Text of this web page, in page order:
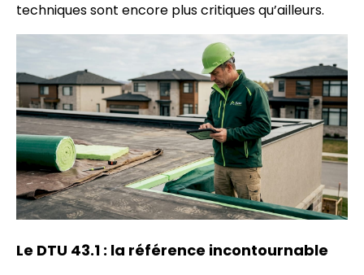
techniques sont encore plus critiques qu’ailleurs.
Le DTU 43.1 : la référence incontournable